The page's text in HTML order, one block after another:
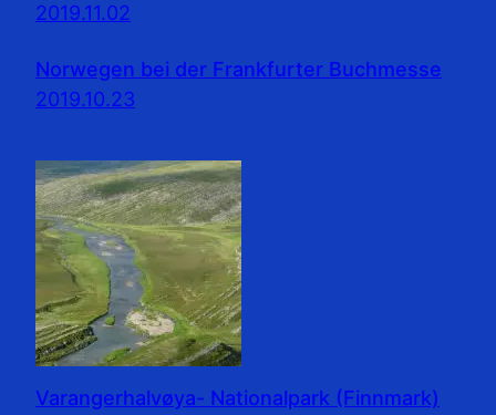
2019.11.02
Norwegen bei der Frankfurter Buchmesse
2019.10.23
Varangerhalvøya- Nationalpark (Finnmark)